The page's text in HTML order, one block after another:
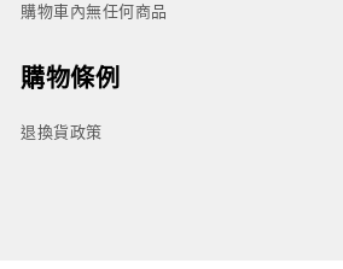
購物車內無任何商品
購物條例
退換貨政策